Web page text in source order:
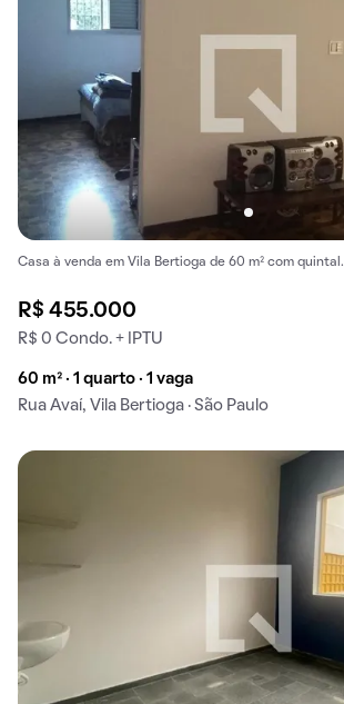
Casa à venda em Vila Bertioga de 60 m² com quintal.
R$ 455.000
R$ 0 Condo. + IPTU
60 m² · 1 quarto · 1 vaga
Rua Avaí, Vila Bertioga · São Paulo